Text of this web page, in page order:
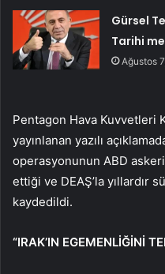
Gürsel
Tarihi
Ağustos
Pentagon Hava Kuvvetleri
yayınlanan yazılı
operasyonunun ABD
ettiği ve DEAŞ’la yıllardır
kaydedildi.
“IRAK’IN EGEMENLİĞİNİ